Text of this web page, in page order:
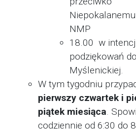
NMP
18.00 w
podziękowań
Myślenickiej.
W tym tygodniu
pierwszy czwartek i
piątek miesiąca.
codziennie od 6:30 do